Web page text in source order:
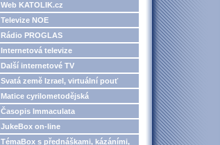
Web KATOLIK.cz
Televize NOE
Rádio PROGLAS
Internetová televize
Další internetové TV
Svatá země Izrael, virtuální pouť
Matice cyrilometodějská
Časopis Immaculata
JukeBox on-line
TémaBox s přednáškami, kázáními,